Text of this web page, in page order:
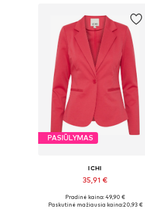
PASIŪLYMAS
ICHI
35,91 €
Galimi dydžiai: 34, 36, 38, 40, 44
Pradinė kaina: 49,90 €
Paskutinė mažiausia kaina:20,93 €